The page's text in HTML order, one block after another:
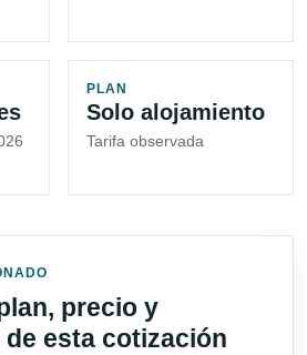
PLAN
Solo alojamiento
Tarifa observada
precio y
esta cotización